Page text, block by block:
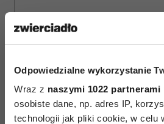
Odpowiedzialne wykorzystanie
Wraz z naszymi 1022 partnerami
osobiste dane, np. adres IP,
technologii jak pliki cookie, w celu